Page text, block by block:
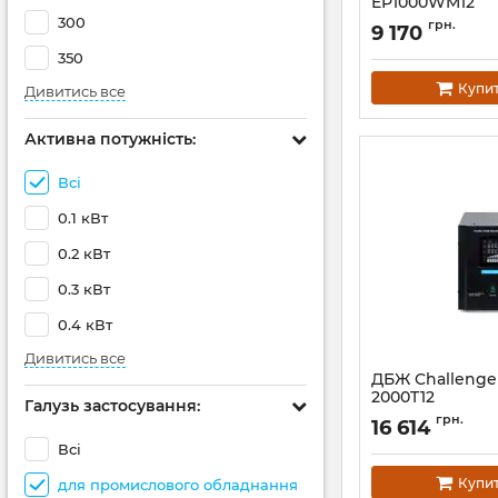
300
350
Дивитись все
Активна потужність:
Всі
0.1 кВт
0.2 кВт
0.3 кВт
0.4 кВт
Дивитись все
Галузь застосування:
Всі
для промислового обладнання
Артикул: 14824
9 170 грн.
ДБЖ
2000T12
Артикул: АН010337
16 614 грн.